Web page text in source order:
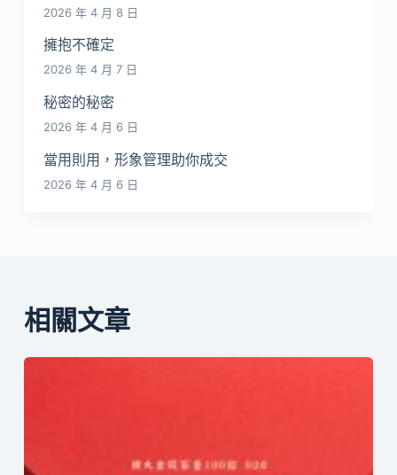
2026 年 4 月 8 日
擁抱不確定
2026 年 4 月 7 日
秘密的秘密
2026 年 4 月 6 日
當用則用，形象管理助你成交
2026 年 4 月 6 日
相關文章